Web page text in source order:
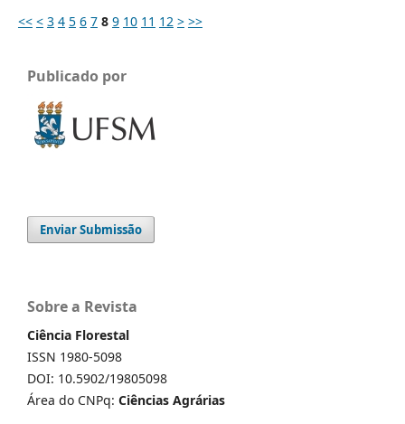
<< < 3 4 5 6 7 8 9 10 11 12 > >>
Publicado por
Enviar Submissão
Sobre a Revista
Ciência Florestal
ISSN 1980-5098
DOI: 10.5902/19805098
Área do CNPq: Ciências Agrárias